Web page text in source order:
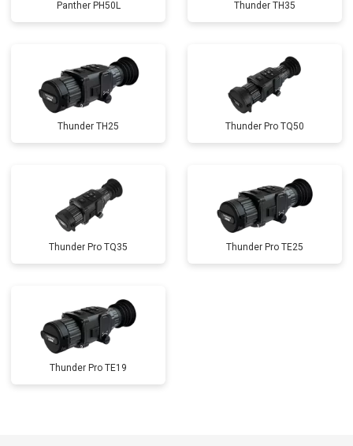
Panther PH50L Thunder TH35
Thunder TH25 Thunder Pro TQ50
Thunder Pro TQ35 Thunder Pro TE25
Thunder Pro TE19